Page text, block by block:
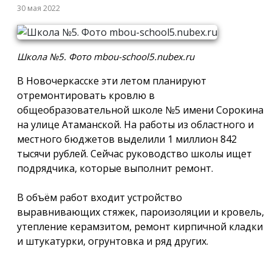
30 мая 2022
Школа №5. Фото mbou-school5.nubex.ru
В Новочеркасске эти летом планируют
отремонтировать кровлю в
общеобразовательной школе №5 имени Сорокина
на улице Атаманской. На работы из областного и
местного бюджетов выделили 1 миллион 842
тысячи рублей. Сейчас руководство школы ищет
подрядчика, которые выполнит ремонт.
В объём работ входит устройство
выравнивающих стяжек, пароизоляции и кровель,
утепление керамзитом, ремонт кирпичной кладки
и штукатурки, огрунтовка и ряд других.